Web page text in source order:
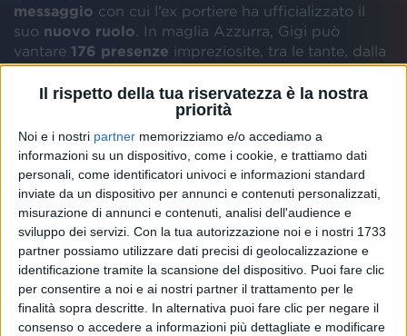
Il rispetto della tua riservatezza è la nostra
priorità
Noi e i nostri partner memorizziamo e/o accediamo a
informazioni su un dispositivo, come i cookie, e trattiamo dati
personali, come identificatori univoci e informazioni standard
inviate da un dispositivo per annunci e contenuti personalizzati,
misurazione di annunci e contenuti, analisi dell'audience e
sviluppo dei servizi. Con la tua autorizzazione noi e i nostri 1733
partner possiamo utilizzare dati precisi di geolocalizzazione e
identificazione tramite la scansione del dispositivo. Puoi fare clic
per consentire a noi e ai nostri partner il trattamento per le
finalità sopra descritte. In alternativa puoi fare clic per negare il
consenso o accedere a informazioni più dettagliate e modificare
messaggio con cui l’ex portiere ha ufficializzato il
suo nuovo ruolo . In maglia Azzurra, Gigi può
vantare 176 presenze impreziosite, tra le tante, dalla
vittoria dei Mondiali nel 2006.
La Nazionale viene prima di tutto e niente mi
avrebbe impedito di tornare a casa. La maglia
Azzurra è sempre stata parte della mia vita: l’ho
indossata con orgoglio e onorata con impegno, mi
ha regalato emozioni uniche”, prosegue ancora
Buffon. “Ogni convocazione, ogni allenamento, ogni
partita, tutto è stato speciale, perché in quei
momenti senti di essere lì a rappresentare la tua
Nazione, la tua gente, e quella immensa
responsabilità mi ha sempre dato la forza per non
mollare e per rialzarmi dopo ogni caduta ”.